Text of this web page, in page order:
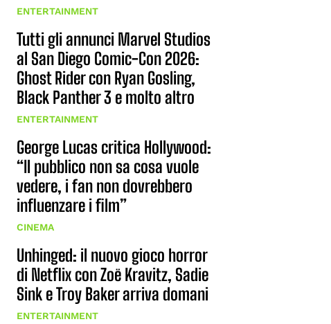
ENTERTAINMENT
Tutti gli annunci Marvel Studios
al San Diego Comic-Con 2026:
Ghost Rider con Ryan Gosling,
Black Panther 3 e molto altro
ENTERTAINMENT
George Lucas critica Hollywood:
“Il pubblico non sa cosa vuole
vedere, i fan non dovrebbero
influenzare i film”
CINEMA
Unhinged: il nuovo gioco horror
di Netflix con Zoë Kravitz, Sadie
Sink e Troy Baker arriva domani
ENTERTAINMENT